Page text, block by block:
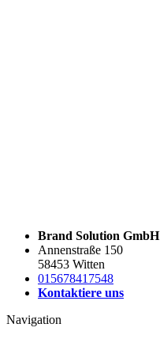
Brand Solution GmbH
Annenstraße 150
58453 Witten
015678417548
Kontaktiere uns
Navigation